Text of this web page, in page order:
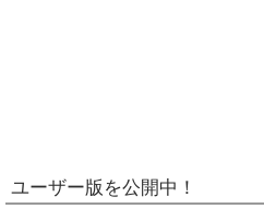
ユーザー版を公開中！